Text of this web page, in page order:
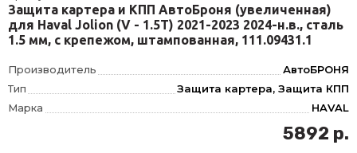
Защита картера и КПП АвтоБроня (увеличенная)
для Haval Jolion (V - 1.5T) 2021-2023 2024-н.в., сталь
1.5 мм, с крепежом, штампованная, 111.09431.1
Производитель
АвтоБРОНЯ
Тип
Защита картера, Защита КПП
Марка
HAVAL
JOLION
2021-2023
5892 р.